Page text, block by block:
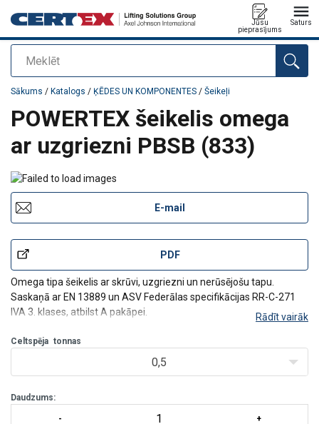
Meklēt
Jūsu
pieprasījums
Saturs
Pievienots jūsu pasūtījumam
Sākums / Katalogs / ĶĒDES UN KOMPONENTES / Šeikeļi
POWERTEX šeikelis omega
ar uzgriezni PBSB (833)
E-mail
PDF
Omega tipa šeikelis ar skrūvi, uzgriezni un nerūsējošu tapu.
Saskaņā ar EN 13889 un ASV Federālas specifikācijas RR-C-271
IVA 3. klases, atbilst A pakāpei.
lai savienotu celšanas operācijās un statiskās sistēmās
Rādīt vairāk
Celtspēja tonnas
0,5
Daudzums: